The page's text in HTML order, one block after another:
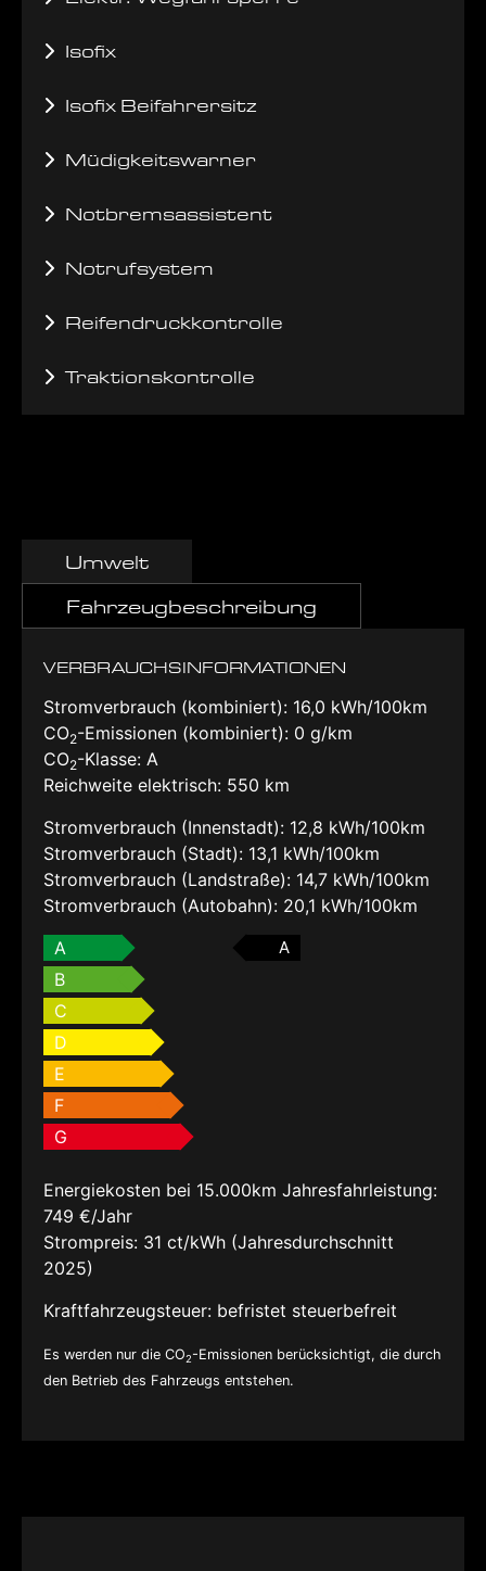
Isofix
Isofix Beifahrersitz
Müdigkeitswarner
Notbremsassistent
Notrufsystem
Reifendruckkontrolle
Traktionskontrolle
Umwelt
Fahrzeugbeschreibung
VERBRAUCHSINFORMATIONEN
Stromverbrauch (kombiniert): 16,0 kWh/100km
CO2-Emissionen (kombiniert): 0 g/km
CO2-Klasse: A
Reichweite elektrisch: 550 km
Stromverbrauch (Innenstadt): 12,8 kWh/100km
Stromverbrauch (Stadt): 13,1 kWh/100km
Stromverbrauch (Landstraße): 14,7 kWh/100km
Stromverbrauch (Autobahn): 20,1 kWh/100km
A
A
B
C
D
E
F
G
Energiekosten bei 15.000km Jahresfahrleistung:
749 €/Jahr
Strompreis: 31 ct/kWh (Jahresdurchschnitt
2025)
Kraftfahrzeugsteuer: befristet steuerbefreit
Es werden nur die CO2-Emissionen berücksichtigt, die durch
den Betrieb des Fahrzeugs entstehen.